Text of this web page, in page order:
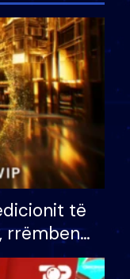
të
rrëmben
eurosh